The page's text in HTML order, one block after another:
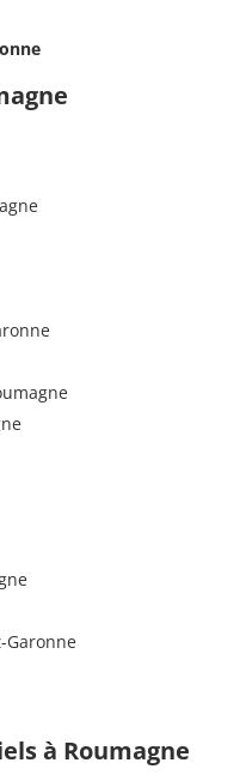
Garonne
à Roumagne